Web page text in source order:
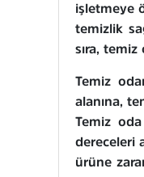
işletmeye
temizlik
sıra, temiz
Temiz
alanına,
Temiz
dereceleri
ürüne